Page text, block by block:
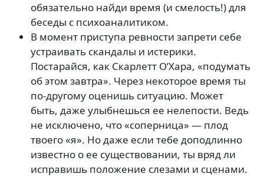
обязательно найди время (и смелость!) для
беседы с психоаналитиком.
В момент приступа ревности запрети себе
устраивать скандалы и истерики.
Постарайся, как Скарлетт О’Хара, «подумать
об этом завтра». Через некоторое время ты
по-другому оценишь ситуацию. Может
быть, даже улыбнешься ее нелепости. Ведь
не исключено, что «соперница» — плод
твоего «я». Но даже если тебе доподлинно
известно о ее существовании, ты вряд ли
исправишь положение слезами и сценами.